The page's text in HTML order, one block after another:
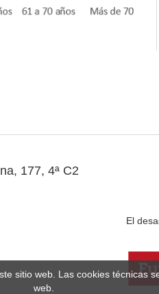
177, 4ª C2
El
sitio web. Las cookies técnicas
web.